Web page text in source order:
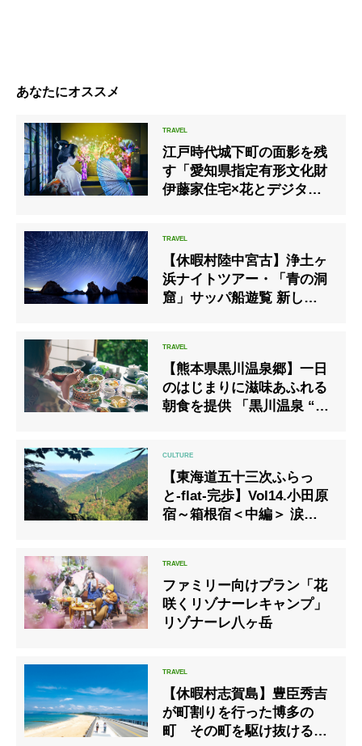
あなたにオススメ
江戸時代城下町の面影を残
す「愛知県指定有形文化財
伊藤家住宅×花とデジタル
【休暇村陸中宮古】浄土ヶ
浜ナイトツアー・「青の洞
窟」サッパ船遊覧 新しいふ
【熊本県黒川温泉郷】一日
のはじまりに滋味あふれる
朝食を提供 「黒川温泉 “朝
【東海道五十三次ふらっ
と-flat-完歩】Vol14.小田原
宿～箱根宿＜中編＞ 涙こぼ
ファミリー向けプラン「花
咲くリゾナーレキャンプ」
リゾナーレ八ヶ岳
【休暇村志賀島】豊臣秀吉
が町割りを行った博多の
町 その町を駆け抜ける、